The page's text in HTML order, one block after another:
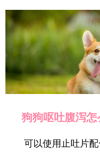
狗狗呕吐腹泻怎
可以使用止吐片配